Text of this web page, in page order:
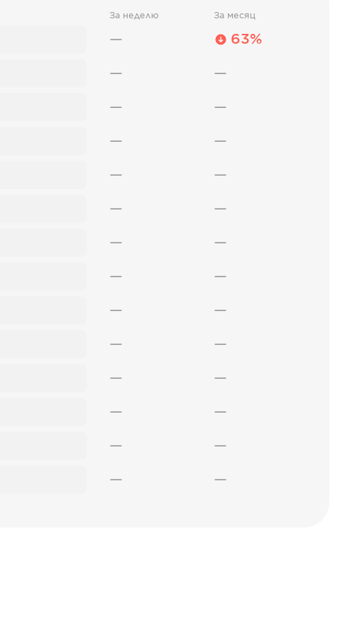
За неделю За месяц
— 63%
— —
— —
— —
— —
— —
— —
— —
— —
— —
— —
— —
— —
— —